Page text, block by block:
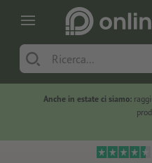
Anche in estate ci siamo: